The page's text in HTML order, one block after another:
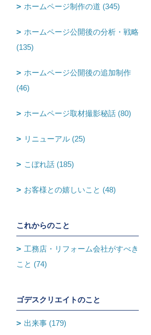
ホームページ制作の道 (345)
ホームページ公開後の分析・戦略
(135)
ホームページ公開後の追加制作
(46)
ホームページ取材撮影秘話 (80)
リニューアル (25)
こぼれ話 (185)
お客様との嬉しいこと (48)
これからのこと
工務店・リフォーム会社がすべき
こと (74)
ゴデスクリエイトのこと
出来事 (179)